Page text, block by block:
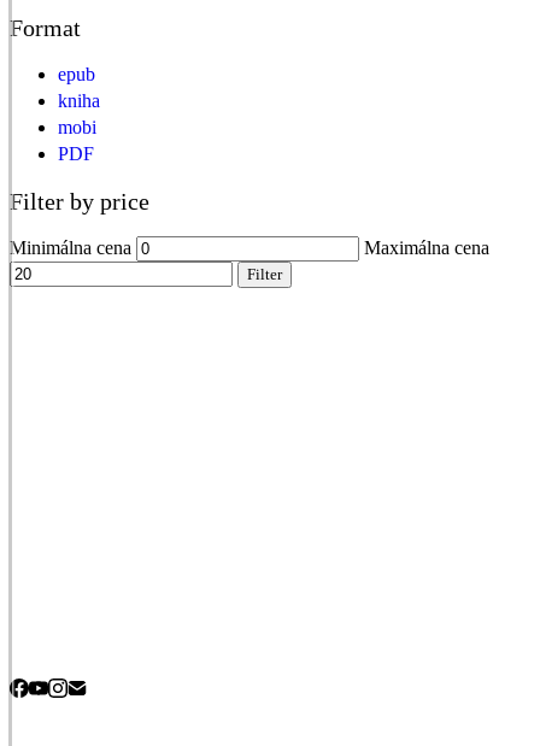
Format
epub
kniha
mobi
PDF
Filter by price
Minimálna cena Maximálna cena
Filter